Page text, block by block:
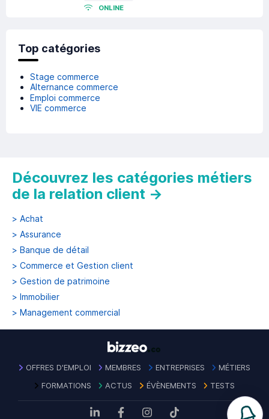
ONLINE
Top catégories
Stage commerce
Alternance commerce
Emploi commerce
VIE commerce
Découvrez les catégories métiers
de la relation client →
> Achat
> Assurance
> Banque de détail
> Commerce et Gestion client
> Gestion de patrimoine
> Immobilier
> Management commercial
OFFRES D'EMPLOI MEMBRES ENTREPRISES
MÉTIERS
FORMATIONS
ACTUS ÉVÈNEMENTS TESTS